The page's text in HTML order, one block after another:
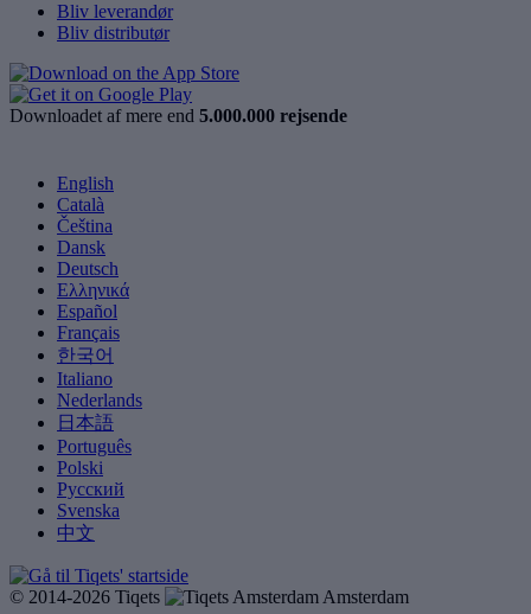
Bliv leverandør
Bliv distributør
Downloadet af mere end 5.000.000 rejsende
English
Català
Čeština
Dansk
Deutsch
Ελληνικά
Español
Français
한국어
Italiano
Nederlands
日本語
Português
Polski
Русский
Svenska
中文
© 2014-2026 Tiqets
Amsterdam